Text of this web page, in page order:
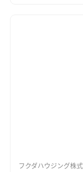
フクダハウジング株